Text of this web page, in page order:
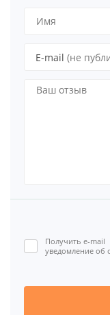
E-mail (не
Получить e-mail
уведомление об